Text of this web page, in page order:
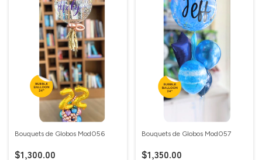
Bouquets de Globos Mod056
$1,300.00
Bouquets de Globos Mod057
$1,350.00